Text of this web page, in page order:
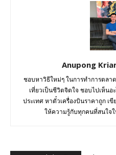
Anupong
ชอบหาวิธีใหม่ๆ ในการทำการตล
เที่ยวเป็นชีวิตจิตใจ ชอบไปเห็นอ
ประเทศ หาตั๋วเครื่องบินราคาถูก เ
ให้ความรู้กับทุกคนที่สนใจ